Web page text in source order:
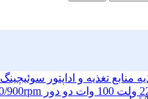
منابع تغذیه و اداپتور سوئیچینگ